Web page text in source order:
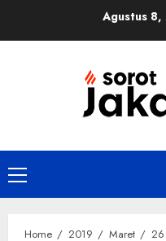
Agustus
Primary
Menu
Home 2019 Maret
26